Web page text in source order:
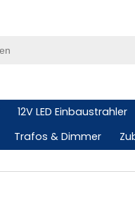
12V LED Einbaustrahler
Trafos & Dimmer